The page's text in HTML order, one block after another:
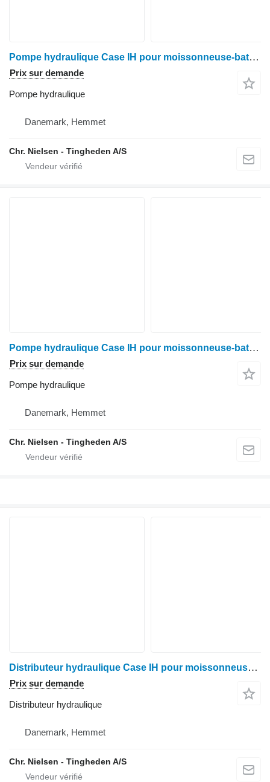
Pompe hydraulique Case IH pour moissonneuse-batteuse Case 9230
Prix sur demande
Pompe hydraulique
Danemark, Hemmet
Chr. Nielsen - Tingheden A/S
Pompe hydraulique Case IH pour moissonneuse-batteuse Case 2188
Prix sur demande
Pompe hydraulique
Danemark, Hemmet
Chr. Nielsen - Tingheden A/S
Distributeur hydraulique Case IH pour moissonneuse-batteuse Case 2188
Prix sur demande
Distributeur hydraulique
Danemark, Hemmet
Chr. Nielsen - Tingheden A/S